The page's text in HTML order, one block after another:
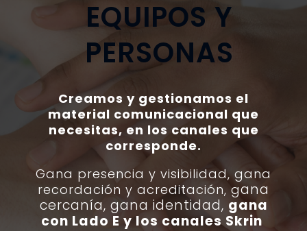
EQUIPOS Y
PERSONAS
Creamos y gestionamos el
material comunicacional que
necesitas, en los canales que
corresponde.
Gana presencia y visibilidad, gana
recordación y acreditación, gana
cercanía, gana identidad, gana
con Lado E y los canales Skrin